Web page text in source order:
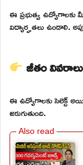
ఈ ప్రభుత్వ
విద్యార్హతలు ఉండాలి.
జీతం
ఈ ఉద్యోగాలకు సెలెక్ట్
జరుగుతుంది.